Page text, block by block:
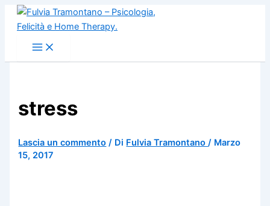
stress
Lascia un commento / Di Fulvia Tramontano/ Marzo
15, 2017